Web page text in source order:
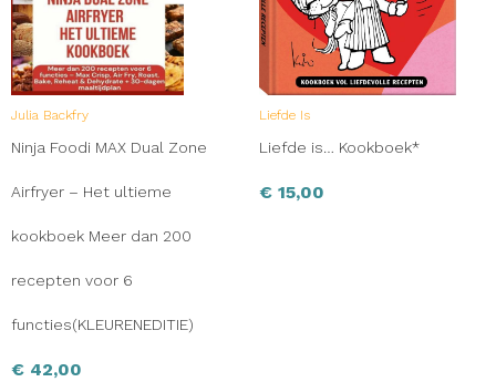
Julia Backfry
Ninja Foodi MAX Dual Zone
Airfryer – Het ultieme
kookboek Meer dan 200
recepten voor 6
functies(KLEURENEDITIE)
€ 42,00
Liefde Is
Liefde is… Kookboek*
€ 15,00